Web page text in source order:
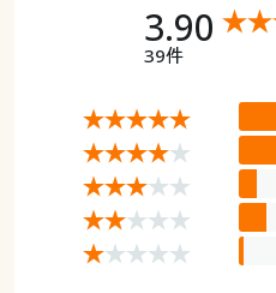
よくある質問とお問い合わせ
3.90
39件